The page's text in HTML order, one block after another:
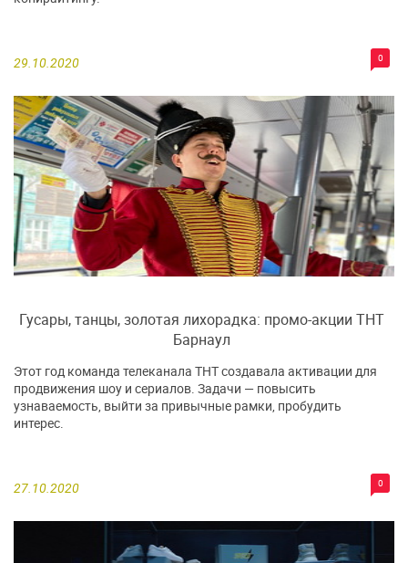
29.10.2020 0
Гусары, танцы, золотая лихорадка: промо-акции ТНТ
Барнаул
27.10.2020 0
Этот год команда телеканала ТНТ создавала активации для
продвижения шоу и сериалов. Задачи — повысить
узнаваемость, выйти за привычные рамки, пробудить
интерес.